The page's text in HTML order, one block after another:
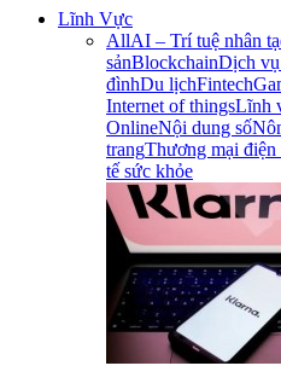
Lĩnh Vực
AllAI – Trí tuệ nhân
sảnBlockchainDịch
đìnhDu lịchFintech
Internet of thingsLĩnh
OnlineNội dung số
trangThương mại điện
tế sức khỏe